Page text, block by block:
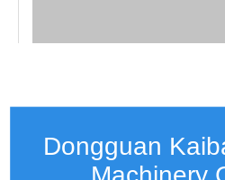
Dongguan